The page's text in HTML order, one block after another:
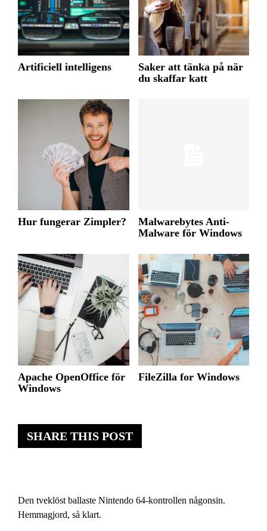
SHARE THIS POST
Den tveklöst ballaste Nintendo 64-kontrollen någonsin.
Hemmagjord, så klart.
Artificiell intelligens
Saker att tänka på när
du skaffar katt
Hur fungerar Zimpler?
Malwarebytes Anti-
Malware för Windows
Apache OpenOffice för
Windows
FileZilla for Windows